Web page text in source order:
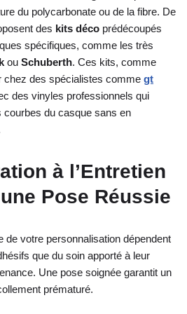
du polycarbonate ou de la fibre. De
des kits déco prédécoupés
spécifiques, comme les très
ou Schuberth. Ces kits, comme
chez des spécialistes comme gt
des vinyles professionnels qui
courbes du casque sans en
à l’Entretien
Pose Réussie
de votre personnalisation dépendent
que du soin apporté à leur
Une pose soignée garantit un
prématuré.